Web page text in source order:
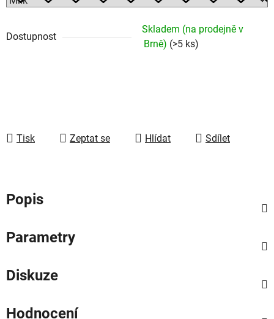
Dostupnost
Skladem (na prodejně v
Brně) (>5 ks)
Tisk Zeptat se Hlídat Sdílet
Popis
Parametry
Diskuze
Hodnocení